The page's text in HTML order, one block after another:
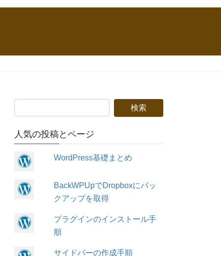
人気の投稿とページ
WordPress基礎まとめ
BackWPUpでDropboxにバッ
クアップを取得
プラグインのインストール手
順
サイドバーの作成手順